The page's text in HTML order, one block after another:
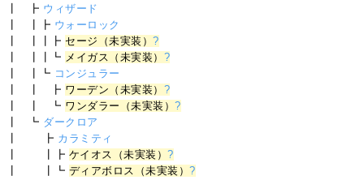
┃ ┣ ウィザード
┃ ┃┣ ウォーロック
┃ ┃┃┣ セージ（未実装）?
┃ ┃┃┗ メイガス（未実装） ?
┃ ┃┗ コンジュラー
┃ ┃ ┣ ワーデン（未実装） ?
┃ ┃ ┗ ワンダラー（未実装）?
┃ ┗ ダークロア
┃ ┣ カラミティ
┃ ┃┣ ケイオス（未実装）?
┃ ┃┗ ディアボロス（未実装）?